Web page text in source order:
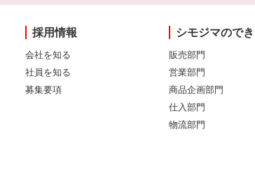
採用情報
会社を知る
社員を知る
募集要項
シモジマので
販売部門
営業部門
商品企画部門
仕入部門
物流部門